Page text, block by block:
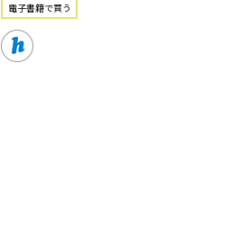
電⼦書籍で買う